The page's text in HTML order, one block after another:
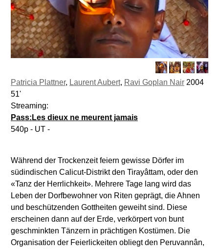
Patricia Plattner, Laurent Aubert, Ravi Goplan Nair 2004
51'
Streaming:
Pass:Les dieux ne meurent jamais
540p - UT -
Während der Trockenzeit feiern gewisse Dörfer im
südindischen Calicut-Distrikt den Tirayâttam, oder den
«Tanz der Herrlichkeit». Mehrere Tage lang wird das
Leben der Dorfbewohner von Riten geprägt, die Ahnen
und beschützenden Gottheiten geweiht sind. Diese
erscheinen dann auf der Erde, verkörpert von bunt
geschminkten Tänzern in prächtigen Kostümen. Die
Organisation der Feierlickeiten obliegt den Peruvannân,
216.73.217.135